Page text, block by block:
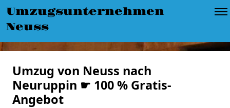
Umzugsunternehmen
Neuss
Umzug von Neuss nach
Neuruppin ☛ 100 % Gratis-
Angebot